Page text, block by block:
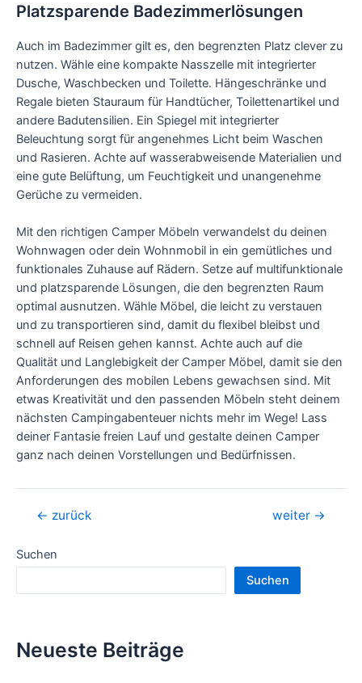
Platzsparende Badezimmerlösungen
Auch im Badezimmer gilt es, den begrenzten Platz clever zu
nutzen. Wähle eine kompakte Nasszelle mit integrierter
Dusche, Waschbecken und Toilette. Hängeschränke und
Regale bieten Stauraum für Handtücher, Toilettenartikel und
andere Badutensilien. Ein Spiegel mit integrierter
Beleuchtung sorgt für angenehmes Licht beim Waschen
und Rasieren. Achte auf wasserabweisende Materialien und
eine gute Belüftung, um Feuchtigkeit und unangenehme
Gerüche zu vermeiden.
Mit den richtigen Camper Möbeln verwandelst du deinen
Wohnwagen oder dein Wohnmobil in ein gemütliches und
funktionales Zuhause auf Rädern. Setze auf multifunktionale
und platzsparende Lösungen, die den begrenzten Raum
optimal ausnutzen. Wähle Möbel, die leicht zu verstauen
und zu transportieren sind, damit du flexibel bleibst und
schnell auf Reisen gehen kannst. Achte auch auf die
Qualität und Langlebigkeit der Camper Möbel, damit sie den
Anforderungen des mobilen Lebens gewachsen sind. Mit
etwas Kreativität und den passenden Möbeln steht deinem
nächsten Campingabenteuer nichts mehr im Wege! Lass
deiner Fantasie freien Lauf und gestalte deinen Camper
ganz nach deinen Vorstellungen und Bedürfnissen.
Beitragsnavigation
← zurück weiter →
Suchen
Suchen
Neueste Beiträge